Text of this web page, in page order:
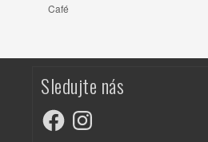
Café
Sledujte nás
FacebookInstagram